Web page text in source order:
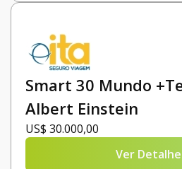
Smart 30 Mundo
Albert Einstein
US$ 30.000,00
Ver